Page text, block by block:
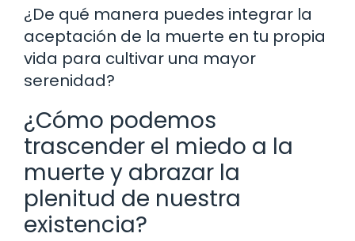
¿De qué manera puedes integrar la
aceptación de la muerte en tu propia
vida para cultivar una mayor
serenidad?
¿Cómo podemos
trascender el miedo a la
muerte y abrazar la
plenitud de nuestra
existencia?